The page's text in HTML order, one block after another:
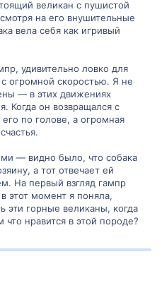
великан с пушистой
на его внушительные
вела себя как игривый
удивительно ловко для
огромной скоростью. Я не
— в этих движениях
Когда он возвращался с
по голове, а огромная
— видно было, что собака
а тот отвечает ей
На первый взгляд гампр
этот момент я поняла,
эти горные великаны, когда
нравится в этой породе?